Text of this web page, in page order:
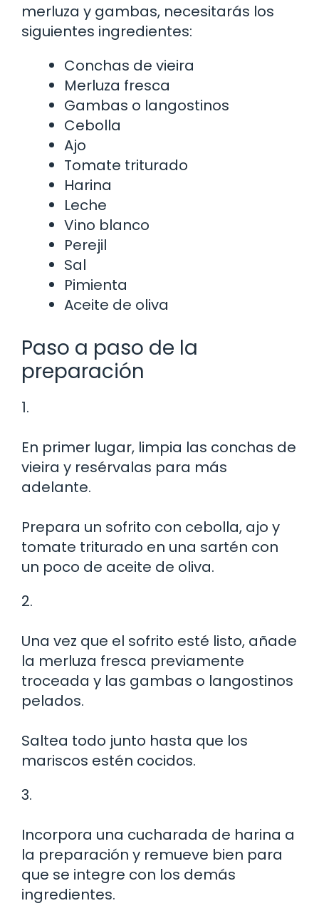
merluza y gambas, necesitarás los
siguientes ingredientes:
Conchas de vieira
Merluza fresca
Gambas o langostinos
Cebolla
Ajo
Tomate triturado
Harina
Leche
Vino blanco
Perejil
Sal
Pimienta
Aceite de oliva
Paso a paso de la
preparación
1.
En primer lugar, limpia las conchas de
vieira y resérvalas para más
adelante.
Prepara un sofrito con cebolla, ajo y
tomate triturado en una sartén con
un poco de aceite de oliva.
2.
Una vez que el sofrito esté listo, añade
la merluza fresca previamente
troceada y las gambas o langostinos
pelados.
Saltea todo junto hasta que los
mariscos estén cocidos.
3.
Incorpora una cucharada de harina a
la preparación y remueve bien para
que se integre con los demás
ingredientes.